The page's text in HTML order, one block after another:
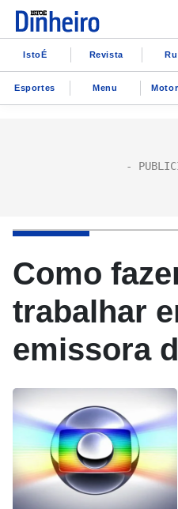
IstoÉ Revista
Esportes Menu
Como
trabalhar
emissora